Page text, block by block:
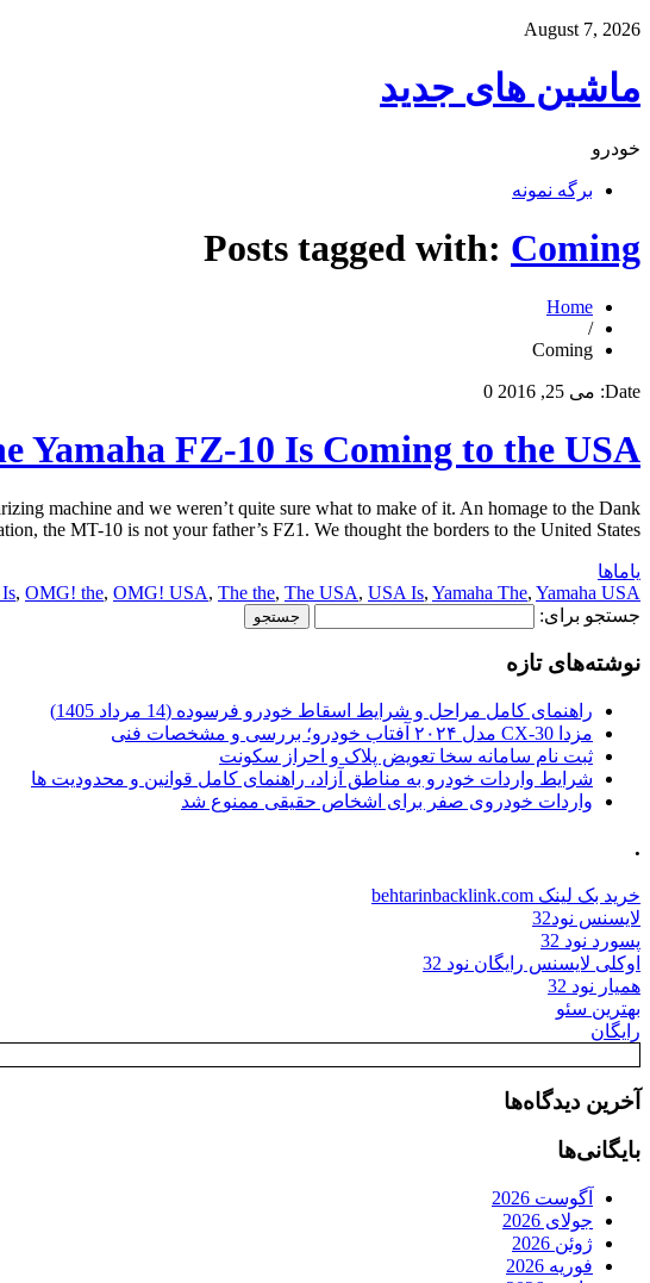
August 7, 2026
ماشین های جدید
خودرو
برگه نمونه
Posts tagged with: Coming
Home
/
Coming
Date: می 25, 2016 0
Yamaha FZ-10 Is Coming to the USA
machine and we weren’t quite sure what to make of it. An homage to the Dank
the MT-10 is not your father’s FZ1. We thought the borders to the United States […]
یاماها
, OMG! the, OMG! USA, The the, The USA, USA Is, Yamaha The, Yamaha USA
جستجو برای:
نوشته‌های تازه
راهنمای کامل مراحل و شرایط اسقاط خودرو فرسوده (14 مرداد 1405)
مزدا CX-30 مدل ۲۰۲۴ آفتاب خودرو؛ بررسی و مشخصات فنی
ثبت نام سامانه سخا تعویض پلاک و احراز سکونت
شرایط واردات خودرو به مناطق آزاد، راهنمای کامل قوانین و محدودیت ها
واردات خودروی صفر برای اشخاص حقیقی ممنوع شد
.
خرید بک لینک behtarinbacklink.com
لایسنس نود32
پسورد نود 32
اوکلی لایسنس رایگان نود 32
همیار نود 32
بهترین سئو
رایگان
آخرین دیدگاه‌ها
بایگانی‌ها
آگوست 2026
جولای 2026
ژوئن 2026
فوریه 2026